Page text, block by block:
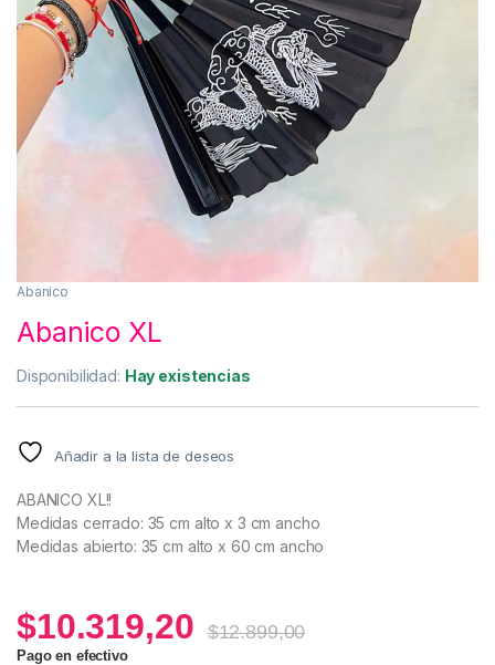
Abanico
Abanico XL
Disponibilidad: Hay existencias
Añadir a la lista de deseos
ABANICO XL!!
Medidas cerrado: 35 cm alto x 3 cm ancho
Medidas abierto: 35 cm alto x 60 cm ancho
$10.319,20 $12.899,00
Pago en efectivo